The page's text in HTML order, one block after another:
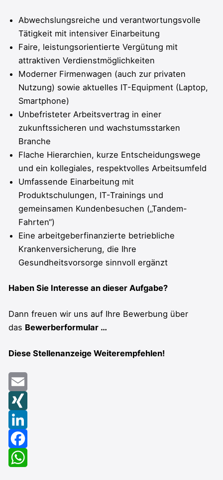
Abwechslungsreiche und verantwortungsvolle
Tätigkeit mit intensiver Einarbeitung
Faire, leistungsorientierte Vergütung mit
attraktiven Verdienstmöglichkeiten
Moderner Firmenwagen (auch zur privaten
Nutzung) sowie aktuelles IT-Equipment (Laptop,
Smartphone)
Unbefristeter Arbeitsvertrag in einer
zukunftssicheren und wachstumsstarken
Branche
Flache Hierarchien, kurze Entscheidungswege
und ein kollegiales, respektvolles Arbeitsumfeld
Umfassende Einarbeitung mit
Produktschulungen, IT-Trainings und
gemeinsamen Kundenbesuchen („Tandem-
Fahrten“)
Eine arbeitgeberfinanzierte betriebliche
Krankenversicherung, die Ihre
Gesundheitsvorsorge sinnvoll ergänzt
Haben Sie Interesse an dieser Aufgabe?
Dann freuen wir uns auf Ihre Bewerbung über
das Bewerberformular …
Diese Stellenanzeige Weiterempfehlen!
Email
XING
LinkedIn
Facebook